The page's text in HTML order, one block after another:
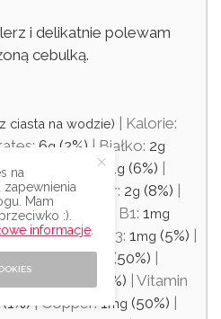
i delikatnie polewam
cebulką.
ciasta na wodzie) | Kalorie:
6g (2%) | Białko: 2g
nasycone: g (6%) |
62mg(2%)| Fiber: 2g (8%) |
A:2IU| Vitamin B1: 1 mg
|Vitamin B3: 1 mg (5%) |
Vitamin B6:1 mg (50%) |
(7%) | Vitamin
(1%) | Copper: 1mg (50%) |
na
zapewnienia
Mam
:).
informacje